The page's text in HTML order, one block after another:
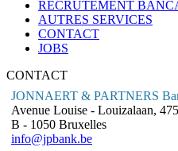
RECRUTEMENT
AUTRES SERVICES
CONTACT
JOBS
CONTACT
JONNAERT & PARTNERS
Avenue Louise - Louizalaan, 475
B - 1050 Bruxelles
info@jpbank.be